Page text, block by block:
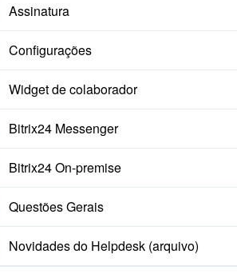
Assinatura
Configurações
Widget de colaborador
Bitrix24 Messenger
Bitrix24 On-premise
Questões Gerais
Novidades do Helpdesk (arquivo)